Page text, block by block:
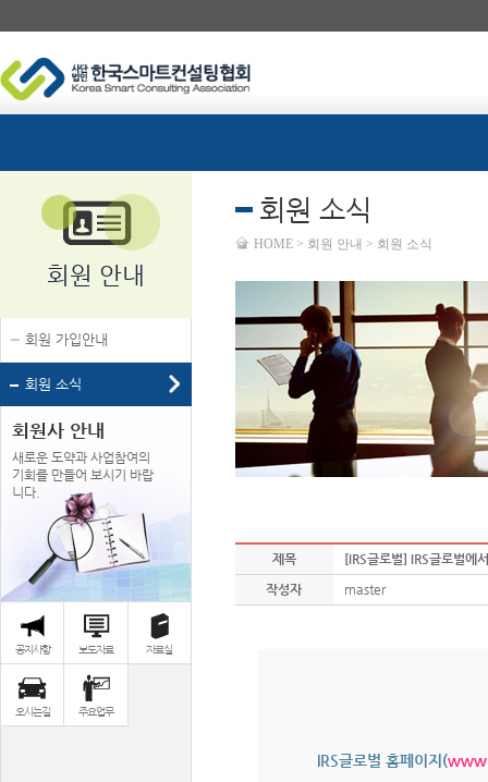
회원 안내
회원 가입안내
회원 소식
회원사 안내
새로운 도약과 사업참여의
기회를 만들어 보시기 바랍
니다.
공지사항 보도자료 자료실
오시는길 주요업무
회원 소식
HOME > 회원 안내 > 회원 소식
제목
[IRS글로벌] IRS글로벌에
작성자
master
IRS글로벌 홈페이지(